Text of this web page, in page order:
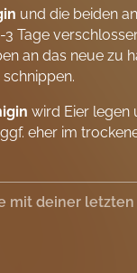
und die beiden
Tage
an das neue zu
wird Eier legen
eher im
mit deiner